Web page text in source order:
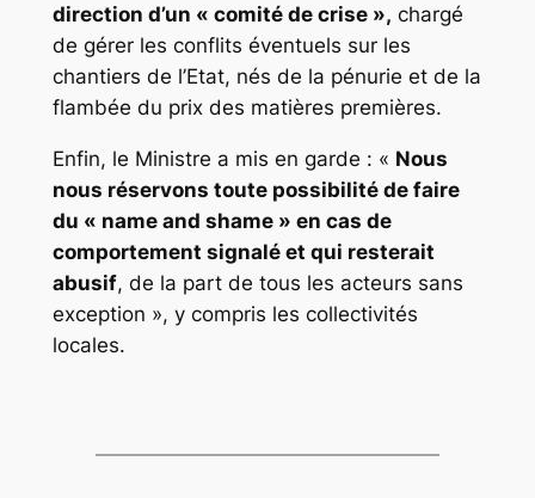
direction d’un « comité de crise », chargé
de gérer les conflits éventuels sur les
chantiers de l’Etat, nés de la pénurie et de la
flambée du prix des matières premières.
Enfin, le Ministre a mis en garde : « Nous
nous réservons toute possibilité de faire
du « name and shame » en cas de
comportement signalé et qui resterait
abusif, de la part de tous les acteurs sans
exception », y compris les collectivités
locales.